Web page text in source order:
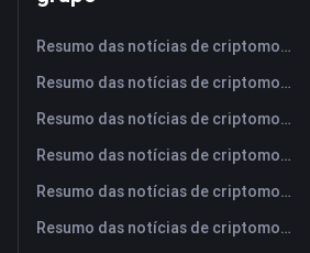
Resumo das notícias de criptomoedas da FameEX hoje | 7 de agosto de 2026
Resumo das notícias de criptomoedas da FameEX hoje | 6 de agosto de 2026
Resumo das notícias de criptomoedas da FameEX hoje | 5 de agosto de 2026
Resumo das notícias de criptomoedas da FameEX hoje | 4 de agosto de 2026
Resumo das notícias de criptomoedas da FameEX hoje | 3 de agosto de 2026
Resumo das notícias de criptomoedas da FameEX hoje | 31 de julho de 2026